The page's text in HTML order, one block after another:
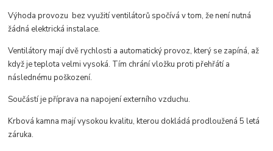
Výhoda provozu bez využití ventilátorů spočívá v tom, že není nutná
žádná elektrická instalace.
Ventilátory mají dvě rychlosti a automatický provoz, který se zapíná, až
když je teplota velmi vysoká. Tím chrání vložku proti přehřátí a
následnému poškození.
Součástí je příprava na napojení externího vzduchu.
Krbová kamna mají vysokou kvalitu, kterou dokládá prodloužená 5 letá
záruka.